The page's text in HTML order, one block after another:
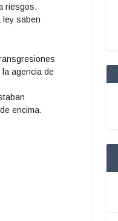
riesgos.
ley saben
agencia de
encima.